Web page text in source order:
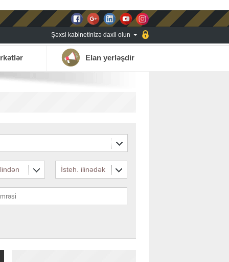
Şəxsi kabinetinizə daxil olun
Elan yerləşdir
İsteh. ilinədək